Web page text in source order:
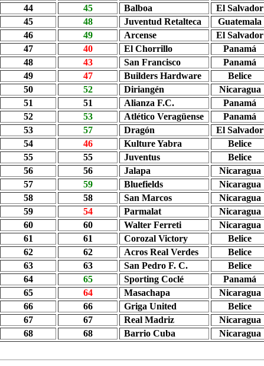
44
45 Balboa El Salvador
45
48 Juventud Retalteca Guatemala
46
49 Arcense El Salvador
47
40 El Chorrillo Panamá
48
43 San Francisco Panamá
49
47 Builders Hardware Belice
50
52 Diriangén Nicaragua
51
51 AlianzaF.C. Panamá
52
53 Atlético Veragüense Panamá
53
57 Dragón El Salvador
54
46 KultureYabra Belice
55
55 Juventus Belice
56
56 Jalapa Nicaragua
57
59 Bluefields Nicaragua
58
58 San Marcos Nicaragua
59
54 Parmalat Nicaragua
60
60 WalterFerreti Nicaragua
61
61 CorozalVictory Belice
62
62 Acros Real Verdes Belice
63
63 San Pedro F. C. Belice
64
65 Sporting Coclé Panamá
65
64 Masachapa Nicaragua
66
66 Griga United Belice
67
67 RealMadriz Nicaragua
68
68 Barrio Cuba Nicaragua